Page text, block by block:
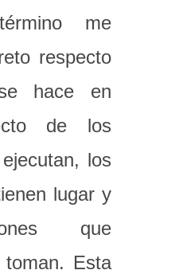
me
respecto
hace en
de los
los
lugar y
que
Esta